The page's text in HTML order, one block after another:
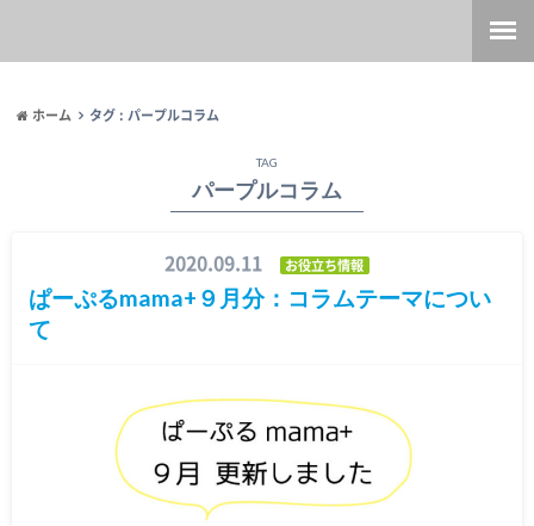
ホーム タグ : パープルコラム
TAG
パープルコラム
2020.09.11 お役立ち情報
ぱーぷるmama+９月分：コラムテーマについ
て